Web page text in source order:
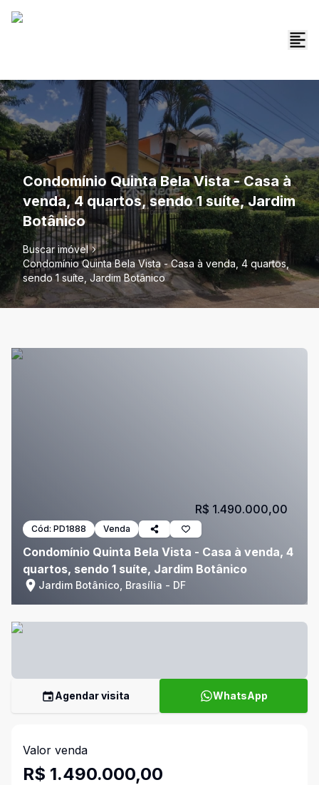
Condomínio Quinta Bela Vista - Casa à
venda, 4 quartos, sendo 1 suíte, Jardim
Botânico
Buscar imóvel
Condomínio Quinta Bela Vista - Casa à venda, 4 quartos,
sendo 1 suíte, Jardim Botânico
Cód: PD1888 Venda
Condomínio Quinta Bela Vista - Casa à venda, 4
quartos, sendo 1 suíte, Jardim Botânico
Jardim Botânico, Brasília - DF
R$ 1.490.000,00
Agendar visita WhatsApp
Valor venda
R$ 1.490.000,00